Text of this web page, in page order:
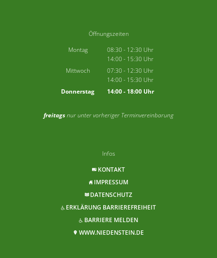
Öffnungszeiten
Montag
08:30- 12:30 Uhr
Von 08:30 bis 12:30 Uhr
14:00- 15:30 Uhr
Von 14:00 bis 15:30 Uhr
Mittwoch 07:30- 12:30 Uhr
Von 07:30 bis 12:30 Uhr
14:00- 15:30 Uhr
Von 14:00 bis 15:30 Uhr
Donnerstag 14:00- 18:00Uhr
freitagsnur unter vorheriger Terminvereinbarung
Infos
KONTAKT
IMPRESSUM
DATENSCHUTZ
ERKLÄRUNG BARRIEREFREIHEIT
BARRIERE MELDEN
WWW.NIEDENSTEIN.DE